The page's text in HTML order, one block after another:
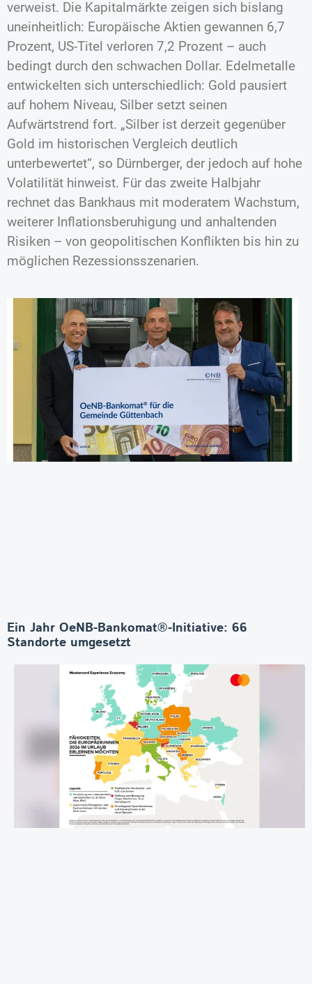
verweist. Die Kapitalmärkte zeigen sich bislang
uneinheitlich: Europäische Aktien gewannen 6,7
Prozent, US-Titel verloren 7,2 Prozent – auch
bedingt durch den schwachen Dollar. Edelmetalle
entwickelten sich unterschiedlich: Gold pausiert
auf hohem Niveau, Silber setzt seinen
Aufwärtstrend fort. „Silber ist derzeit gegenüber
Gold im historischen Vergleich deutlich
unterbewertet“, so Dürnberger, der jedoch auf hohe
Volatilität hinweist. Für das zweite Halbjahr
rechnet das Bankhaus mit moderatem Wachstum,
weiterer Inflationsberuhigung und anhaltenden
Risiken – von geopolitischen Konflikten bis hin zu
möglichen Rezessionsszenarien.
Ein Jahr OeNB-Bankomat®-Initiative: 66
Standorte umgesetzt